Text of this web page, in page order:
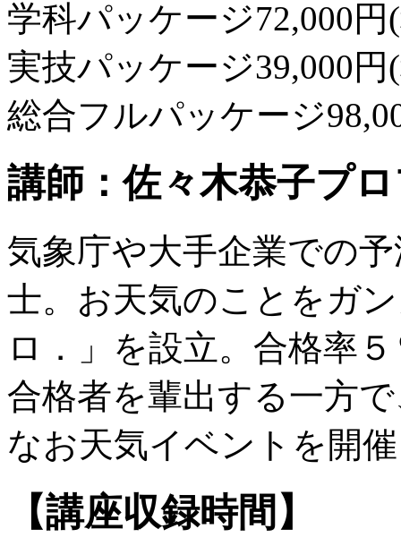
学科パッケージ72,000円
実技パッケージ39,000円
総合フルパッケージ
講師：佐々木恭子プ
気象庁や大手企業での
士。お天気のことをガ
ロ．」を設立。合格率
合格者を輩出する一方
なお天気イベントを開
【講座収録時間】